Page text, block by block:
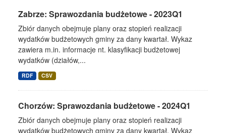
Zabrze: Sprawozdania budżetowe - 2023Q1
Zbiór danych obejmuje plany oraz stopień realizacji
wydatków budżetowych gminy za dany kwartał. Wykaz
zawiera m.in. informacje nt. klasyfikacji budżetowej
wydatków (działów,...
RDF CSV
Chorzów: Sprawozdania budżetowe - 2024Q1
Zbiór danych obejmuje plany oraz stopień realizacji
wydatków budżetowych gminy za dany kwartał. Wykaz